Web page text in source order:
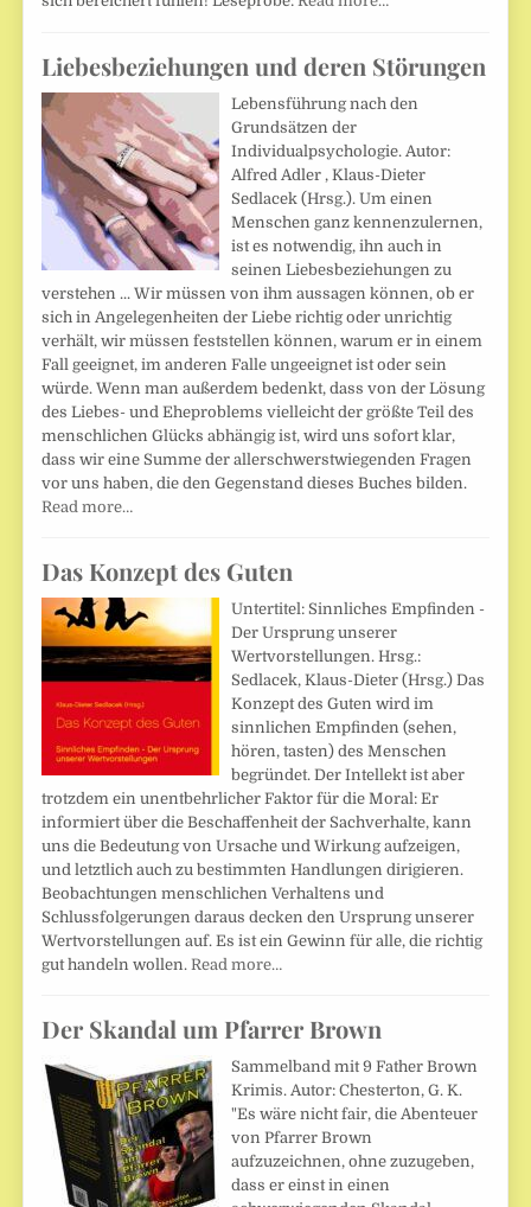
Liebesbeziehungen und deren Störungen
Lebensführung nach den
Grundsätzen der
Individualpsychologie. Autor:
Alfred Adler , Klaus-Dieter
Sedlacek (Hrsg.). Um einen
Menschen ganz kennenzulernen,
ist es notwendig, ihn auch in
seinen Liebesbeziehungen zu
verstehen ... Wir müssen von ihm aussagen können, ob er
sich in Angelegenheiten der Liebe richtig oder unrichtig
verhält, wir müssen feststellen können, warum er in einem
Fall geeignet, im anderen Falle ungeeignet ist oder sein
würde. Wenn man außerdem bedenkt, dass von der Lösung
des Liebes- und Eheproblems vielleicht der größte Teil des
menschlichen Glücks abhängig ist, wird uns sofort klar,
dass wir eine Summe der allerschwerstwiegenden Fragen
vor uns haben, die den Gegenstand dieses Buches bilden.
Read more…
Das Konzept des Guten
Untertitel: Sinnliches Empfinden -
Der Ursprung unserer
Wertvorstellungen. Hrsg.:
Sedlacek, Klaus-Dieter (Hrsg.) Das
Konzept des Guten wird im
sinnlichen Empfinden (sehen,
hören, tasten) des Menschen
begründet. Der Intellekt ist aber
trotzdem ein unentbehrlicher Faktor für die Moral: Er
informiert über die Beschaffenheit der Sachverhalte, kann
uns die Bedeutung von Ursache und Wirkung aufzeigen,
und letztlich auch zu bestimmten Handlungen dirigieren.
Beobachtungen menschlichen Verhaltens und
Schlussfolgerungen daraus decken den Ursprung unserer
Wertvorstellungen auf. Es ist ein Gewinn für alle, die richtig
gut handeln wollen. Read more…
Der Skandal um Pfarrer Brown
Sammelband mit 9 Father Brown
Krimis. Autor: Chesterton, G. K.
"Es wäre nicht fair, die Abenteuer
von Pfarrer Brown
aufzuzeichnen, ohne zuzugeben,
dass er einst in einen